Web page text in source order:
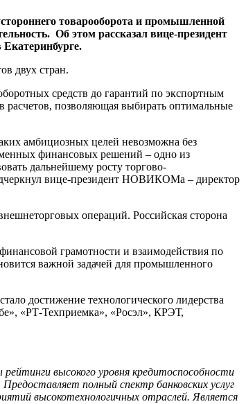
товарооборота и промышленной
Об этом рассказал вице-президент
двух стран.
средств до гарантий по экспортным
расчетов, позволяющая выбирать оптимальные
амбициозных целей невозможна без
финансовых решений – одно из
дальнейшему росту торгово-
вице-президент НОВИКОМа – директор
операций. Российская сторона
грамотности и взаимодействия по
важной задачей для промышленного
достижение технологического лидерства
«РТ-Техприемка», «Росэл», КРЭТ,
рейтинги высокого уровня кредитоспособности
полный спектр банковских услуг
высокотехнологичных отраслей. Является